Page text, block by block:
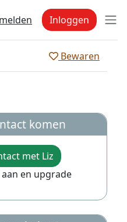
Inloggen
Bewaren
komen
met Liz
en upgrade